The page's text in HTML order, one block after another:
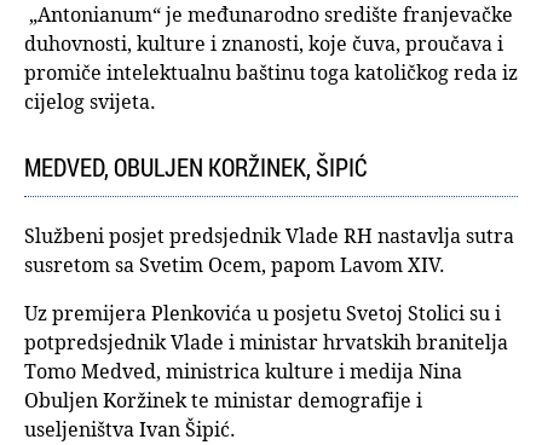
„Antonianum“ je međunarodno središte franjevačke
duhovnosti, kulture i znanosti, koje čuva, proučava i
promiče intelektualnu baštinu toga katoličkog reda iz
cijelog svijeta.
MEDVED, OBULJEN KORŽINEK, ŠIPIĆ
Službeni posjet predsjednik Vlade RH nastavlja sutra
susretom sa Svetim Ocem, papom Lavom XIV.
Uz premijera Plenkovića u posjetu Svetoj Stolici su i
potpredsjednik Vlade i ministar hrvatskih branitelja
Tomo Medved, ministrica kulture i medija Nina
Obuljen Koržinek te ministar demografije i
useljeništva Ivan Šipić.